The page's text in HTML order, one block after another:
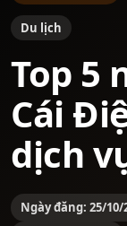
Du lịch
Top 5
Cái
dịch
Ngày đăng: 25/10/